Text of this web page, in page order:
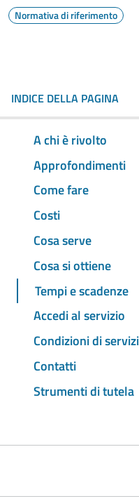
Normativa di riferimento
INDICE DELLA PAGINA
A chi è rivolto
Approfondimenti
Come fare
Costi
Cosa serve
Cosa si ottiene
Tempi e scadenze
Accedi al servizio
Condizioni di
Contatti
Strumenti di tutela